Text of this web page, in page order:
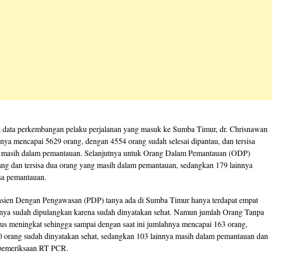
perkembangan pelaku perjalanan yang masuk ke Sumba Timur, dr. Chrisnawan
mencapai 5629 orang, dengan 4554 orang sudah selesai dipantau, dan tersisa
dalam pemantauan. Selanjutnya untuk Orang Dalam Pemantauan (ODP)
dan tersisa dua orang yang masih dalam pemantauan, sedangkan 179 lainnya
pemantauan.
Dengan Pengawasan (PDP) tanya ada di Sumba Timur hanya terdapat empat
sudah dipulangkan karena sudah dinyatakan sehat. Namun jumlah Orang Tanpa
meningkat sehingga sampai dengan saat ini jumlahnya mencapai 163 orang,
sudah dinyatakan sehat, sedangkan 103 lainnya masih dalam pemantauan dan
RT PCR.